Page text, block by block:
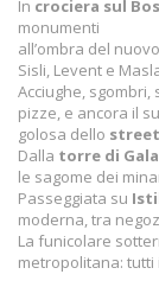
In crociera sul
monumenti
all’ombra del
Sisli, Levent e
Acciughe,
pizze, e ancora il
golosa dello
Dalla torre di
le sagome dei
Passeggiata su
moderna, tra
La funicolare
metropolitana: